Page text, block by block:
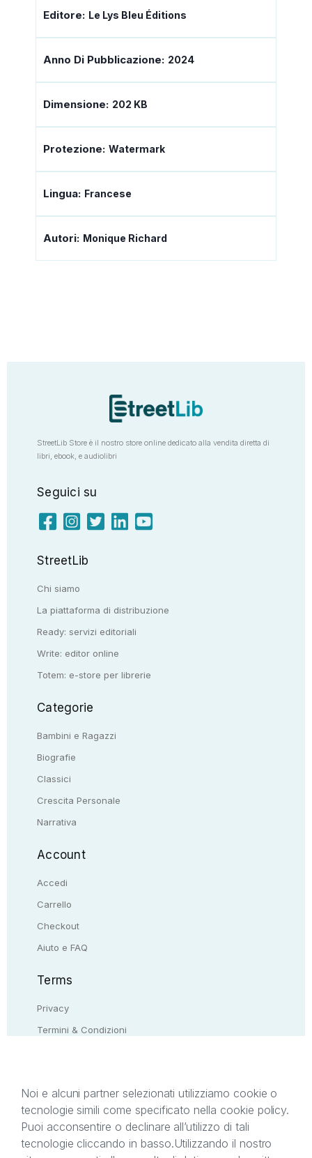
Editore: Le Lys Bleu Éditions
Anno Di Pubblicazione: 2024
Dimensione: 202 KB
Protezione: Watermark
Lingua: Francese
Autori: Monique Richard
StreetLib Store è il nostro store online dedicato alla vendita diretta di
libri, ebook, e audiolibri
Seguici su
StreetLib
Chi siamo
La piattaforma di distribuzione
Ready: servizi editoriali
Write: editor online
Totem: e-store per librerie
Categorie
Bambini e Ragazzi
Biografie
Classici
Crescita Personale
Narrativa
Account
Accedi
Carrello
Checkout
Aiuto e FAQ
Terms
Privacy
Termini & Condizioni
Il presente sito web è di proprietà di StreetLib S.r.l.
titolare di tutti i diritti di proprietà intellettuale
Noi e alcuni partner selezionati utilizziamo cookie o
tecnologie simili come specificato nella cookie policy.
Puoi acconsentire o declinare all’utilizzo di tali
tecnologie cliccando in basso.Utilizzando il nostro